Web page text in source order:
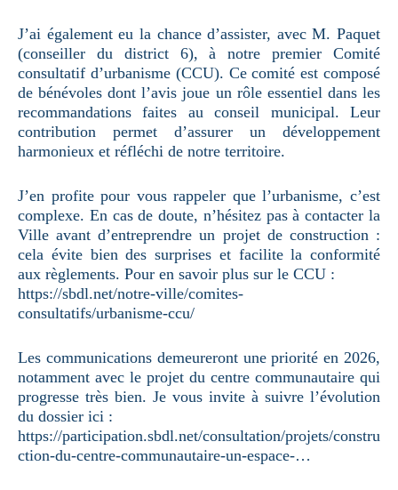
J’ai également eu la chance d’assister, avec M. Paquet
(conseiller du district 6), à notre premier Comité
consultatif d’urbanisme (CCU). Ce comité est composé
de bénévoles dont l’avis joue un rôle essentiel dans les
recommandations faites au conseil municipal. Leur
contribution permet d’assurer un développement
harmonieux et réfléchi de notre territoire.
J’en profite pour vous rappeler que l’urbanisme, c’est
complexe. En cas de doute, n’hésitez pas à contacter la
Ville avant d’entreprendre un projet de construction :
cela évite bien des surprises et facilite la conformité
aux règlements. Pour en savoir plus sur le CCU :
https://sbdl.net/notre-ville/comites-
consultatifs/urbanisme-ccu/
Les communications demeureront une priorité en 2026,
notamment avec le projet du centre communautaire qui
progresse très bien. Je vous invite à suivre l’évolution
du dossier ici :
https://participation.sbdl.net/consultation/projets/constru
ction-du-centre-communautaire-un-espace-…